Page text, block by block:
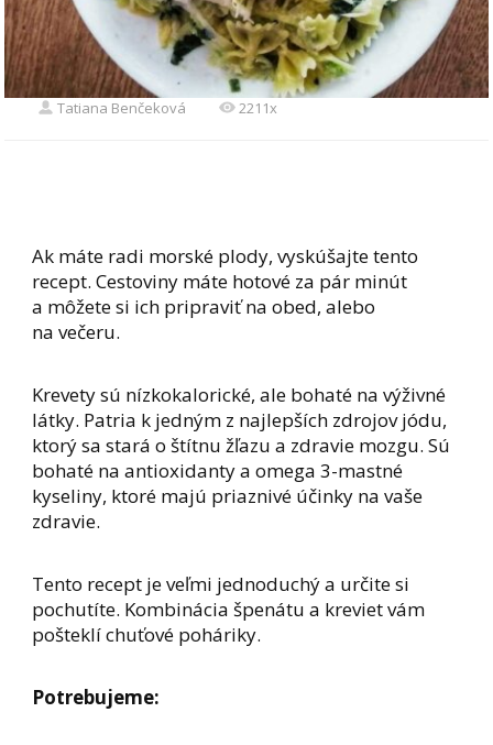
Tatiana Benčeková 2211x
Ak máte radi morské plody, vyskúšajte tento
recept. Cestoviny máte hotové za pár minút
a môžete si ich pripraviť na obed, alebo
na večeru.
Krevety sú nízkokalorické, ale bohaté na výživné
látky. Patria k jedným z najlepších zdrojov jódu,
ktorý sa stará o štítnu žľazu a zdravie mozgu. Sú
bohaté na antioxidanty a omega 3-mastné
kyseliny, ktoré majú priaznivé účinky na vaše
zdravie.
Tento recept je veľmi jednoduchý a určite si
pochutíte. Kombinácia špenátu a kreviet vám
pošteklí chuťové poháriky.
Potrebujeme: